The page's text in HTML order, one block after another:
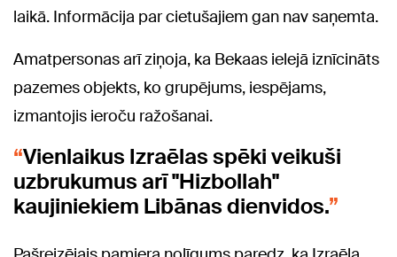
laikā. Informācija par cietušajiem gan nav saņemta.
Amatpersonas arī ziņoja, ka Bekaas ielejā iznīcināts
pazemes objekts, ko grupējums, iespējams,
izmantojis ieroču ražošanai.
Vienlaikus Izraēlas spēki veikuši
uzbrukumus arī "Hizbollah"
kaujiniekiem Libānas dienvidos.